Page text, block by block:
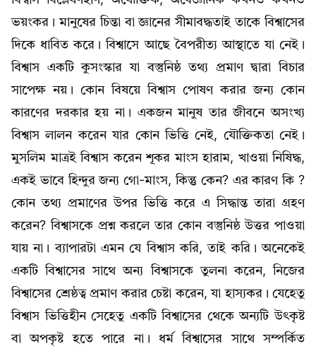
ভয়ংকর। মানুষের চিন্তা বা জ্ঞানের সীমাবদ্ধতাই তাকে বিশ্বাসের
দিকে ধাবিত করে। বিশ্বাসে আছে বৈপরীত্য আস্থাতে যা নেই।
বিশ্বাস একটি কুসংস্কার যা বস্তুনিষ্ঠ তথ্য প্রমাণ দ্বারা বিচার
সাপেক্ষ নয়। কোন বিষয়ে বিশ্বাস পোষণ করার জন্য কোন
কারণের দরকার হয় না। একজন মানুষ তার জীবনে অসংখ্য
বিশ্বাস লালন করেন যার কোন ভিত্তি নেই, যৌক্তিকতা নেই।
মুসলিম মাত্রই বিশ্বাস করেন শূকর মাংস হারাম, খাওয়া নিষিদ্ধ,
একই ভাবে হিন্দুর জন্য গো-মাংস, কিন্তু কেন? এর কারণ কি ?
কোন তথ্য প্রমাণের উপর ভিত্তি করে এ সিদ্ধান্ত তারা গ্রহণ
করেন? বিশ্বাসকে প্রশ্ন করলে তার কোন বস্তুনিষ্ঠ উত্তর পাওয়া
যায় না। ব্যাপারটা এমন যে বিশ্বাস করি, তাই করি। অনেকেই
একটি বিশ্বাসের সাথে অন্য বিশ্বাসকে তুলনা করেন, নিজের
বিশ্বাসের শ্রেষ্ঠত্ব প্রমাণ করার চেষ্টা করেন, যা হাস্যকর। যেহেতু
বিশ্বাস ভিত্তিহীন সেহেতু একটি বিশ্বাসের থেকে অন্যটি উৎকৃষ্ট
বা অপকৃষ্ট হতে পারে না। ধর্ম বিশ্বাসের সাথে সম্পর্কিত